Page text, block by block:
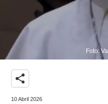
Foto:
share
10 Abril 2026